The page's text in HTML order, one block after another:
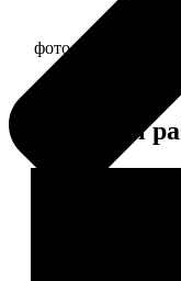
фото 10х10 в
Примеры